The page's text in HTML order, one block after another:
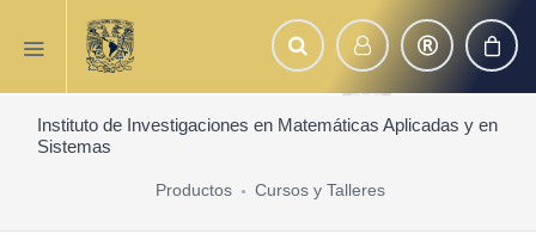
Instituto de Investigaciones en Matemáticas Aplicadas y en
Sistemas
Productos Cursos y Talleres